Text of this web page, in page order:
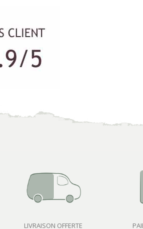
LIVRAISON OFFERTE